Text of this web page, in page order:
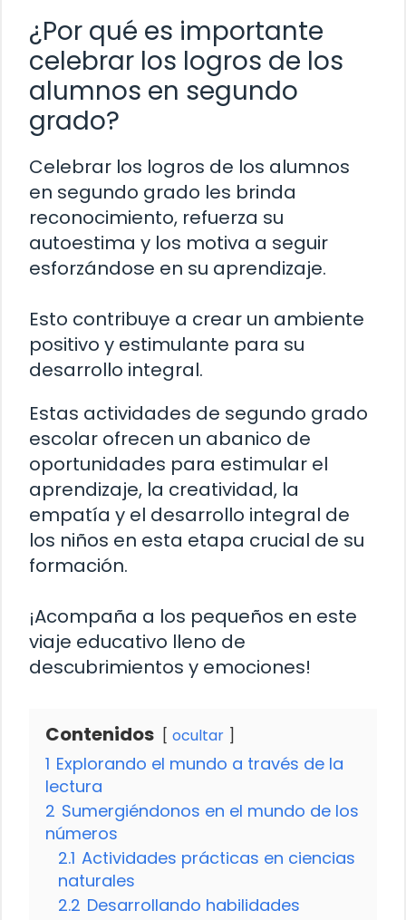
¿Por qué es importante
celebrar los logros de los
alumnos en segundo
grado?
Celebrar los logros de los alumnos
en segundo grado les brinda
reconocimiento, refuerza su
autoestima y los motiva a seguir
esforzándose en su aprendizaje.
Esto contribuye a crear un ambiente
positivo y estimulante para su
desarrollo integral.
Estas actividades de segundo grado
escolar ofrecen un abanico de
oportunidades para estimular el
aprendizaje, la creatividad, la
empatía y el desarrollo integral de
los niños en esta etapa crucial de su
formación.
¡Acompaña a los pequeños en este
viaje educativo lleno de
descubrimientos y emociones!
Contenidos ocultar
1 Explorando el mundo a través de la
lectura
2 Sumergiéndonos en el mundo de los
números
2.1 Actividades prácticas en ciencias
naturales
2.2 Desarrollando habilidades